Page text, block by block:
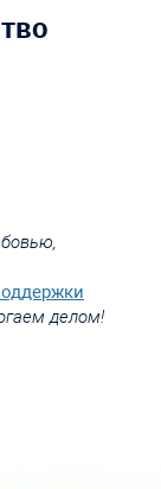
делом!